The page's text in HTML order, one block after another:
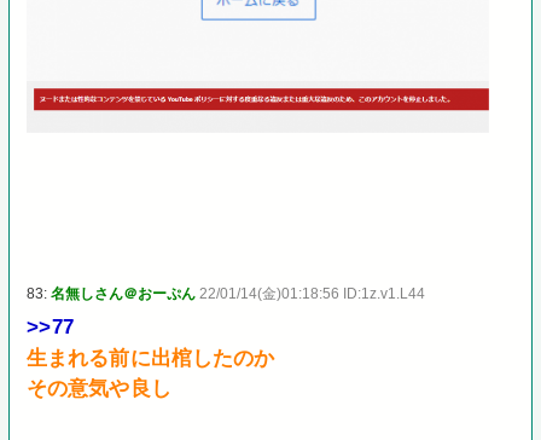
83:名無しさん＠おーぷん 22/01/14(金)01:18:56 ID:1z.v1.L44
>>77
生まれる前に出棺したのか
その意気や良し